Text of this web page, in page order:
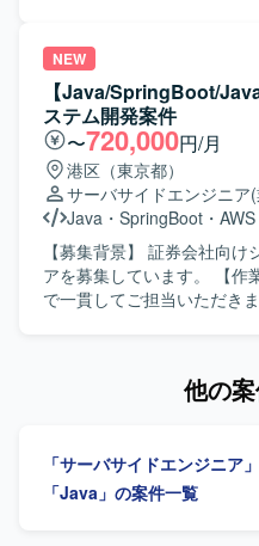
にご対応いただきます。 【求める人物像】 JavaでのWebシ
ステム開発において、一連
を求めております。状況に
対応いただける方ですと望ましいです。
力】 金融系の大規模なワー
ことができ、保全業務や新
しながら、Javaを中心とし
を高めていただけます。 【開発環境】 Javaを用いたWebシ
ステム開発環境となり、状
にもご対応いただきます。
NEW
【Java/SpringBoot/
ステム開発案件
〜720,000円/月
港区（東京都）
サーバサイドエンジニア
Java ・ SpringBoot ・ AWS
【募集背景】 証券会社向
アを募集しています。 【作業内容】 基本設計からテストま
で一貫してご担当いただき
TypeScript（React）を使用
GitLab、コミュニケーショ
他の
「サーバサイドエンジニア
「Java」の案件一覧